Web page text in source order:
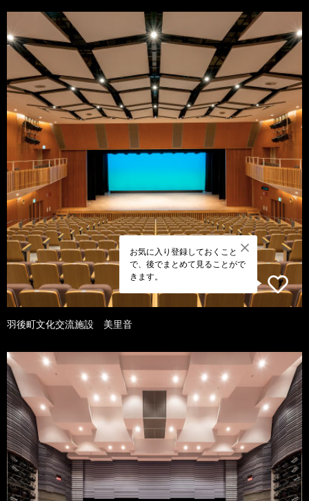
お気に入り登録しておくこと
で、後でまとめて見ることがで
きます。
羽後町文化交流施設 美里音